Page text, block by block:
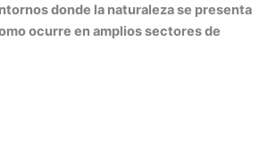
donde la naturaleza se presenta
ocurre en amplios sectores de